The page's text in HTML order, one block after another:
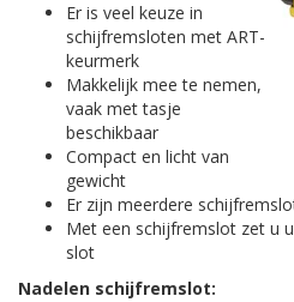
Er is veel keuze in
schijfremsloten met ART-
keurmerk
Makkelijk mee te nemen,
vaak met tasje
beschikbaar
Compact en licht van
gewicht
Er zijn meerdere
Met een schijfremslot zet u
slot
Nadelen schijfremslot: